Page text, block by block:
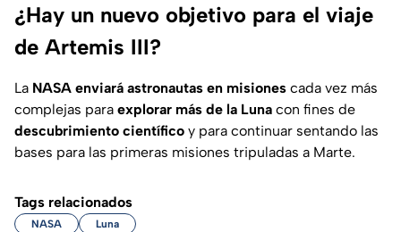
¿Hay un nuevo objetivo para el viaje
de Artemis III?
La NASA enviará astronautas en misiones cada vez más
complejas para explorar más de la Luna con fines de
descubrimiento científico y para continuar sentando las
bases para las primeras misiones tripuladas a Marte.
Tags relacionados
NASA Luna